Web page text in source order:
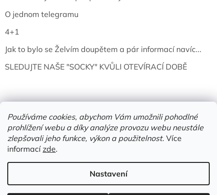
Používáme cookies, abychom Vám umožnili pohodlné
prohlížení webu a díky analýze provozu webu neustále
zlepšovali jeho funkce, výkon a použitelnost. Více
informacízde.
Nastavení
O jednom telegramu
4+1
Jak to bylo se Želvím doupětem a pár informací navíc...
SLEDUJTE NAŠE "SOCKY" KVŮLI OTEVÍRACÍ DOBĚ
Vytvořil Shoptet